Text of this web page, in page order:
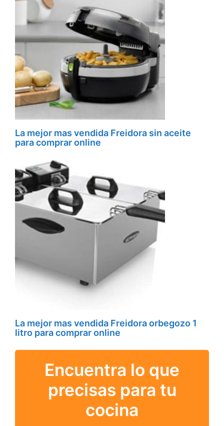
La mejor mas vendida Freidora sin aceite
para comprar online
La mejor mas vendida Freidora orbegozo 1
litro para comprar online
Encuentra lo que
precisas para tu
cocina